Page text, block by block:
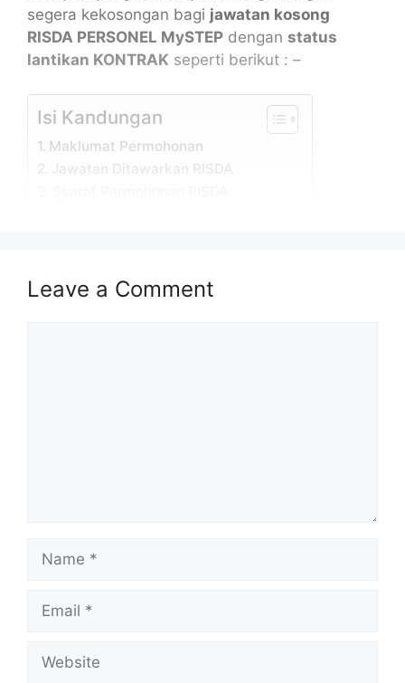
segera kekosongan bagi jawatan kosong
RISDA PERSONEL MySTEP dengan status
lantikan KONTRAK seperti berikut : –
Isi Kandungan
Maklumat Permohonan
Jawatan Ditawarkan RISDA
Pembanci
Baca Juga :
Leave a Comment